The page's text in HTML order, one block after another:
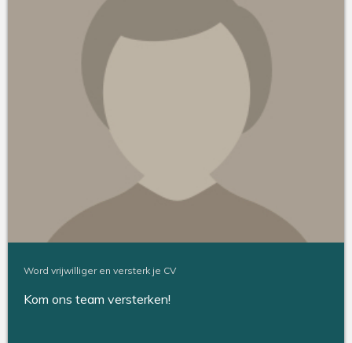
Word vrijwilliger en versterk je CV
Kom ons team versterken!